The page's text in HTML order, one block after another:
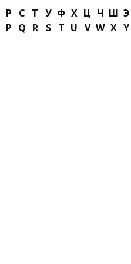
Р С Т У Ф Х Ц Ч Ш Э
P Q R S T U V W X Y